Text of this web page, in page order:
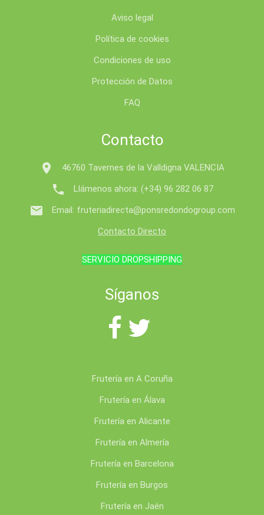
Aviso legal
Política de cookies
Condiciones de uso
Protección de Datos
FAQ
Contacto
 46760 Tavernes de la Valldigna VALENCIA
 Llámenos ahora: (+34) 96 282 06 87
 Email: fruteriadirecta@ponsredondogroup.com
Contacto Directo
SERVICIO DROPSHIPPING
Síganos
Frutería en A Coruña
Frutería en Álava
Frutería en Alicante
Frutería en Almería
Frutería en Barcelona
Frutería en Burgos
Frutería en Jaén